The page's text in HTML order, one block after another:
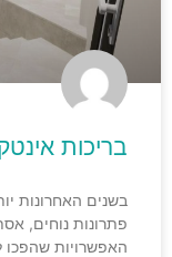
בריכות
בשנים האחרונות
פתרונות נוחים,
האפשרויות שהפכו